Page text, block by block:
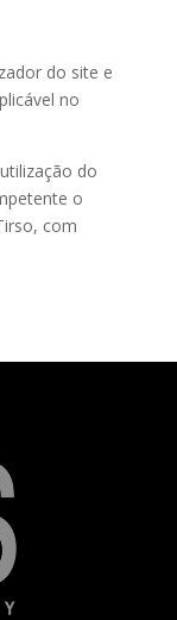
do site e
no
do
o
com